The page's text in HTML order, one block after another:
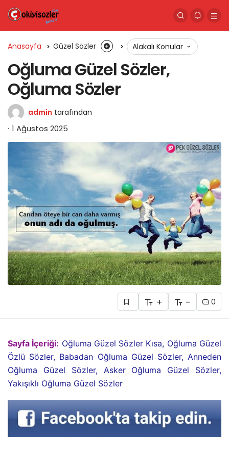
Anasayfa Güzel Sözler Alakalı Konular
Oğluma Güzel Sözler,
Oğluma Sözler
admin tarafından
1 Ağustos 2025
+ - 0
Sayfa İçeriği: Oğluma Güzel Sözler Kısa, Oğluma Güzel
Özlü Sözler, Babadan Oğluma Güzel Sözler, Anneden
Oğluma Güzel Sözler, Asker Oğluma Güzel Sözler,
Yakışıklı Oğluma Güzel Sözler